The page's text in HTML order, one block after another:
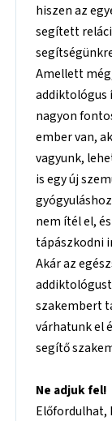
hiszen az
segített
Amellett
addiktológus
nagyon
ember van,
vagyunk,
is egy új
nem ítél el,
tápászkodni
Akár az
szakembert
várhatunk el
segítő
Ne adjuk fel!
Előfordulhat,